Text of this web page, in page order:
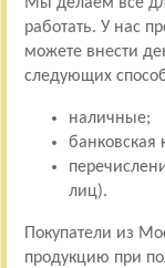
работать. У нас
можете внести
следующих
наличные;
банковская
лиц).
Покупатели из
продукцию при